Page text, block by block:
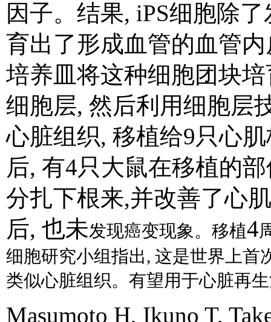
因子。结果, iPS细胞除了
育出了形成血管的血管
培养皿将这种细胞团块
细胞层, 然后利用细胞层
心脏组织, 移植给9只心
后, 有4只大鼠在移植的
分扎下根来,并改善了心
后, 也未发现癌变现象。移植4
细胞研究小组指出, 这是世界上首
类似心脏组织。有望用于心脏再
Masumoto H, Ikuno T,